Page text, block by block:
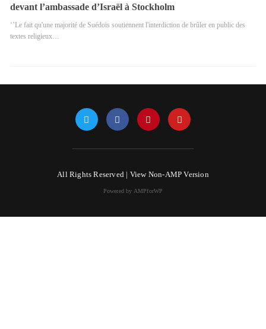
devant l’ambassade d’Israël à Stockholm
‘’Le fait qu'une majorité de Suédois soutiennent l'interdiction de brûler en public des
textes religieux…
All Rights Reserved | View Non-AMP Version
Powered by AMPforWP